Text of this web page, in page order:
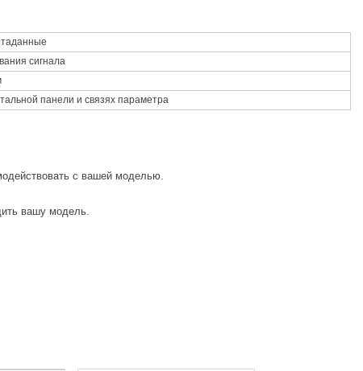
сигнала
панели и связях параметра
с вашей моделью.
вашу модель.